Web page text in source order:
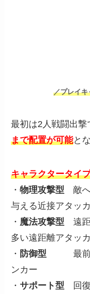
／プレイ
最初は2人戦闘出撃
まで配置が可能と
キャラクタータイ
・物理攻撃型 敵へ
与える近接アタッ
・ 魔法攻撃型 遠距
多い遠距離アタッ
・ 防御型 最前線
ンカー
・サポート型 回復